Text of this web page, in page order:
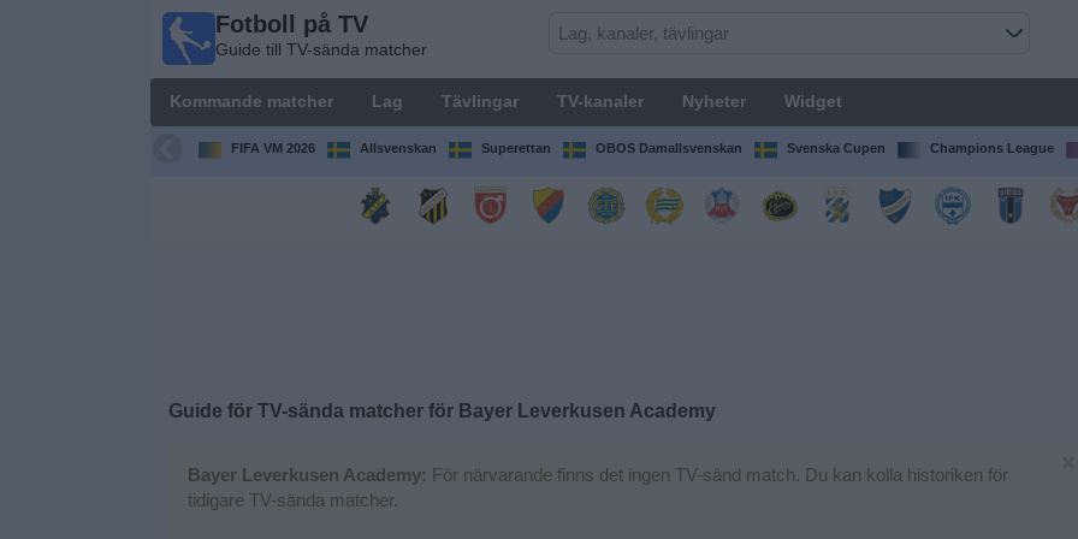
Fotboll på TV
Guide till TV-sända matcher
Kommande matcher Lag Tävlingar TV-kanaler Nyheter Widget
FIFA VM 2026 Allsvenskan Superettan OBOS Damallsvenskan Svenska Cupen Champions League
Guide för TV-sända matcher för Bayer Leverkusen Academy
Bayer Leverkusen Academy: För närvarande finns det ingen TV-sänd match. Du kan kolla historiken för
tidigare TV-sända matcher.